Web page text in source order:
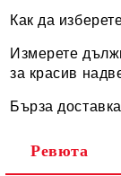
Как да
Измерете
за красив
Бърза
Ревюта